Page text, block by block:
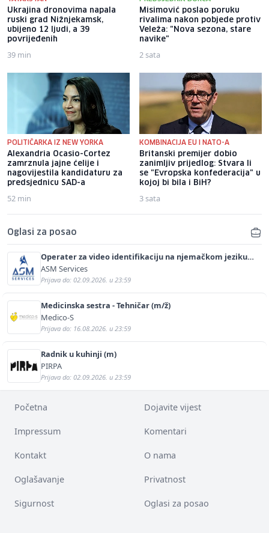
Ukrajina dronovima napala
ruski grad Nižnjekamsk,
ubijeno 12 ljudi, a 39
povrijeđenih
39 min
Misimović poslao poruku
rivalima nakon pobjede protiv
Veleža: "Nova sezona, stare
navike"
2 sata
POLITIČARKA IZ NEW YORKA
Alexandria Ocasio-Cortez
zamrznula jajne ćelije i
nagovijestila kandidaturu za
predsjednicu SAD-a
52 min
KOMBINACIJA EU I NATO-A
Britanski premijer dobio
zanimljiv prijedlog: Stvara li
se "Evropska konfederacija" u
kojoj bi bila i BiH?
3 sata
Oglasi za posao
Operater za video identifikaciju na njemačkom jeziku
(m/ž)
ASM Services
Prijava do: 02.09.2026. u 23:59
Medicinska sestra - Tehničar (m/ž)
Medico-S
Prijava do: 16.08.2026. u 23:59
Radnik u kuhinji (m)
PIRPA
Prijava do: 02.09.2026. u 23:59
Početna Dojavite vijest
Impressum Komentari
Kontakt O nama
Oglašavanje Privatnost
Sigurnost Oglasi za posao